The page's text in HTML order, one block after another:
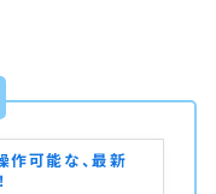
作可能な、最新